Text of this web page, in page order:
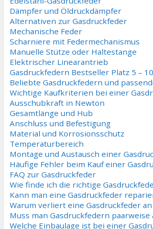
Dämpfer und Öldruckdämpfer
Alternativen zur Gasdruckfeder
Mechanische Feder
Scharniere mit Federmechanismus
Manuelle Stütze oder Haltestange
Elektrischer Linearantrieb
Gasdruckfedern Bestseller Platz 5 – 10
Beliebte Gasdruckfedern und
Wichtige Kaufkriterien bei einer
Ausschubkraft in Newton
Gesamtlänge und Hub
Anschluss und Befestigung
Material und Korrosionsschutz
Temperaturbereich
Montage und Austausch einer
Häufige Fehler beim Kauf einer
FAQ zur Gasdruckfeder
Wie finde ich die richtige
Kann man eine Gasdruckfeder
Warum verliert eine Gasdruckfeder an
Muss man Gasdruckfedern paarweise
Welche Einbaulage ist bei einer